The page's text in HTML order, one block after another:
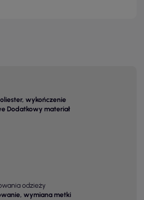
wykończenie
Dodatkowy materiał
odzieży
wymiana metki